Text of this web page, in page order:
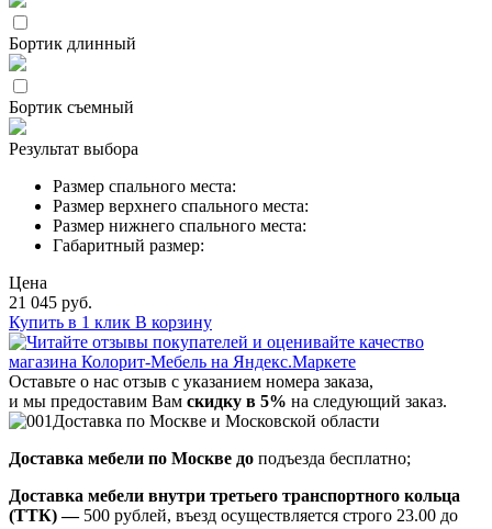
Бортик длинный
Бортик съемный
Результат выбора
Размер спального места:
Размер верхнего спального места:
Размер нижнего спального места:
Габаритный размер:
Цена
21 045 руб.
Купить в 1 клик В корзину
Оставьте о нас отзыв с указанием номера заказа,
и мы предоставим Вам скидку в 5% на следующий заказ.
Доставка по Москве и Московской области
Доставка мебели по Москве до подъезда бесплатно;
Доставка мебели внутри третьего транспортного кольца
(ТТК) —500 рублей, въезд осуществляется строго 23.00 до